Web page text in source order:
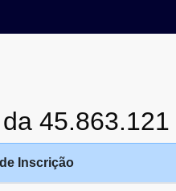
Inscrição